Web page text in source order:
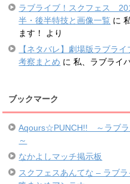
ラブライブ！スクフェス
半・後半特技と画像一覧 に
ます！
より
【ネタバレ】劇場版ラブラ
考察まとめ に私、ラブライ
ブックマーク
Aqours☆PUNCH!! ～ラブラ
～
なかよしマッチ掲示板
スクフェスあんてな – ラブ